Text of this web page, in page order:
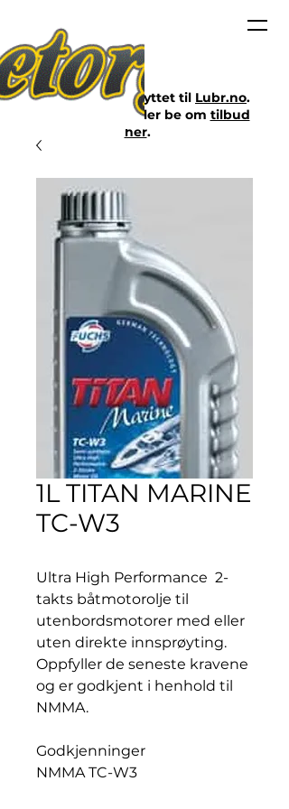
1L TITAN MARINE
TC-W3
Ultra High Performance 2-
takts båtmotorolje til
utenbordsmotorer med eller
uten direkte innsprøyting.
Oppfyller de seneste kravene
og er godkjent i henhold til
NMMA.
Godkjenninger
NMMA TC-W3
Nettbutikken er flyttet til Lubr.no.
Klikk på lenken eller be om tilbud
her.